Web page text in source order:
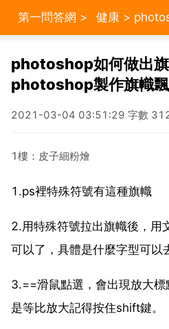
第一問答網 > 健康 >
photoshop如何做出旗
photoshop製作旗幟
2021-03-04 03:51:29 字數
1樓：皮子細粉燴
1.ps裡特殊符號有這種旗幟
2.用特殊符號拉出旗幟後，用
可以了，具體是什麼字型可以
3.==滑鼠點選，會出現放大
是等比放大記得按住shift鍵。